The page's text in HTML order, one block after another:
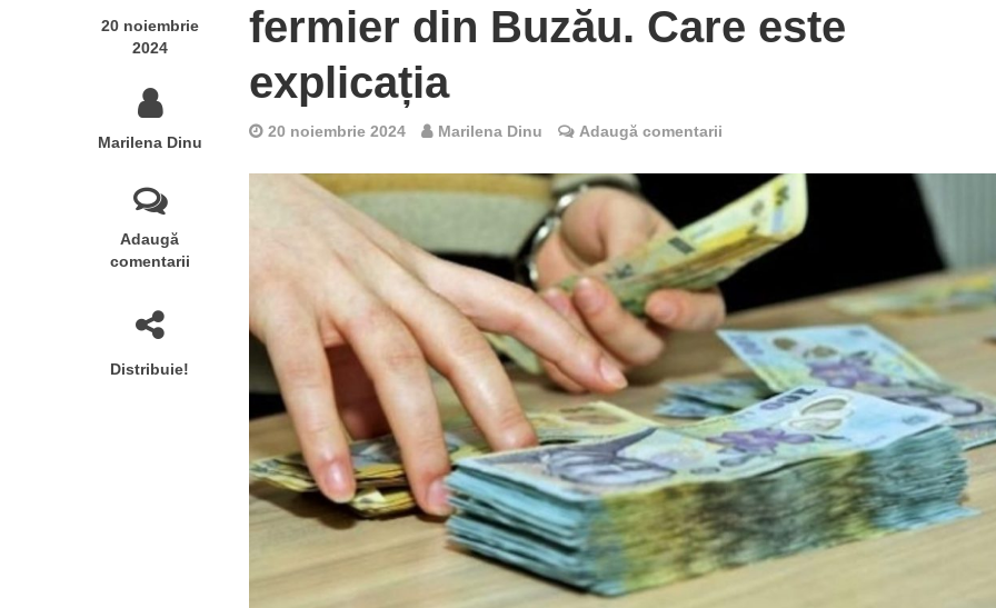
20 noiembrie
2024
Marilena Dinu
Adaugă
comentarii
Distribuie!
fermier din Buzău. Care este
explicația
20 noiembrie 2024 Marilena Dinu Adaugă comentarii